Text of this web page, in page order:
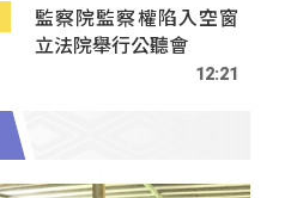
監察院監察權陷入空窗
立法院舉行公聽會
12:21